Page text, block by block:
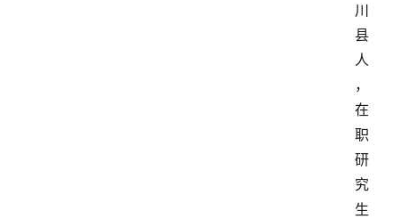
川
县
人
，
在
职
研
究
生